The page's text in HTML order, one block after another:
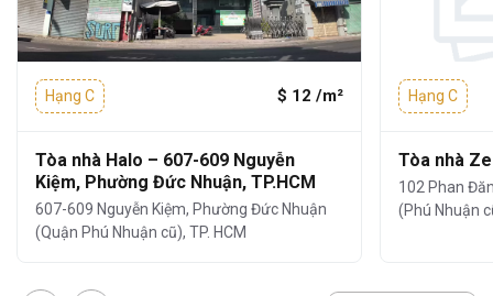
Mặt ngoài tòa nhà sử dụng kính phản quang
giúp tận dụng ánh sáng tự nhiên mà vẫn
đảm bảo khả năng cách nhiệt và chống ồn
Hạng C $ 12 /m²
Tòa nhà Halo – 607-609 Nguyễn
Kiệm, Phường Đức Nhuận, TP.HCM
607-609 Nguyễn Kiệm, Phường Đức Nhuận
(Quận Phú Nhuận cũ), TP. HCM
Hạng C
Tòa nhà
102 Phan
(Phú Nhuận